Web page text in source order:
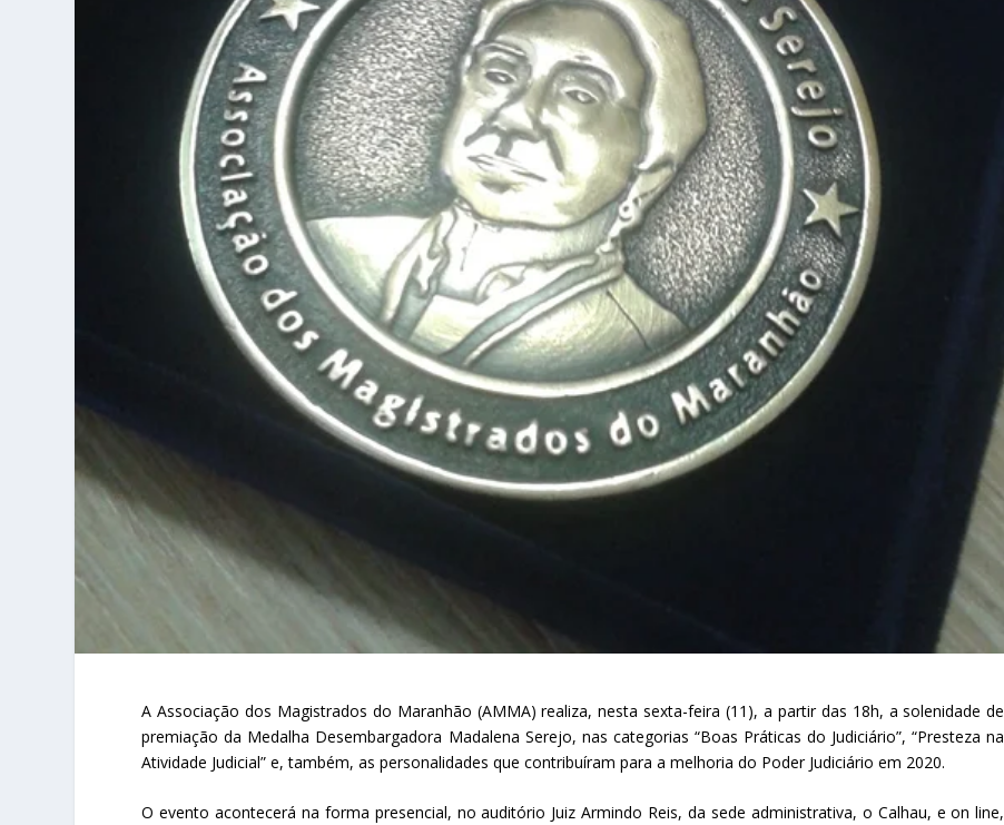
A Associação dos Magistrados do Maranhão (AMMA) realiza, nesta sexta-feira (11), a partir das 18h, a solenidade de
premiação da Medalha Desembargadora Madalena Serejo, nas categorias “Boas Práticas do Judiciário”, “Presteza na
Atividade Judicial” e, também, as personalidades que contribuíram para a melhoria do Poder Judiciário em 2020.
O evento acontecerá na forma presencial, no auditório Juiz Armindo Reis, da sede administrativa, o Calhau, e on line,